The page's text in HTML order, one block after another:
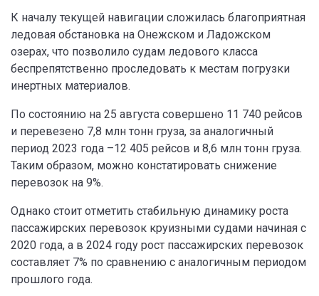
К началу текущей навигации сложилась благоприятная
ледовая обстановка на Онежском и Ладожском
озерах, что позволило судам ледового класса
беспрепятственно проследовать к местам погрузки
инертных материалов.
По состоянию на 25 августа совершено 11 740 рейсов
и перевезено 7,8 млн тонн груза, за аналогичный
период 2023 года –12 405 рейсов и 8,6 млн тонн груза.
Таким образом, можно констатировать снижение
перевозок на 9%.
Однако стоит отметить стабильную динамику роста
пассажирских перевозок круизными судами начиная с
2020 года, а в 2024 году рост пассажирских перевозок
составляет 7% по сравнению с аналогичным периодом
прошлого года.